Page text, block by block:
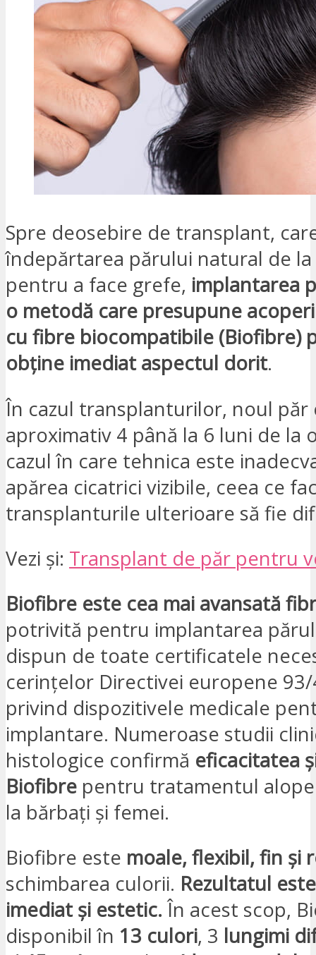
Spre deosebire de transplant,
îndepărtarea părului natural de la
pentru a face grefe, implantarea
o metodă care presupune
cu fibre biocompatibile (Biofibre)
obține imediat aspectul dorit.
În cazul transplanturilor, noul păr
aproximativ 4 până la 6 luni de la
cazul în care tehnica este
apărea cicatrici vizibile, ceea ce
transplanturile ulterioare să fie
Vezi și: Transplant de păr pentru
Biofibre este cea mai avansată
potrivită pentru implantarea
dispun de toate certificatele
cerințelor Directivei europene 93/
privind dispozitivele medicale
implantare. Numeroase studii
histologice confirmă eficacitatea
Biofibre pentru tratamentul
la bărbați și femei.
Biofibre este moale, flexibil, fin și
schimbarea culorii. Rezultatul
imediat și estetic.În acest scop,
disponibil în 13 culori, 3 lungimi